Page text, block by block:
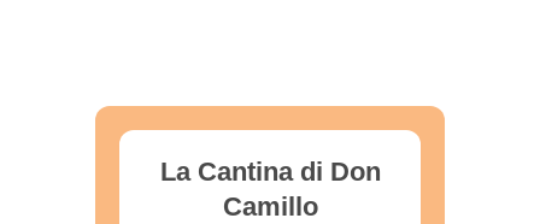
La Cantina di Don
Camillo